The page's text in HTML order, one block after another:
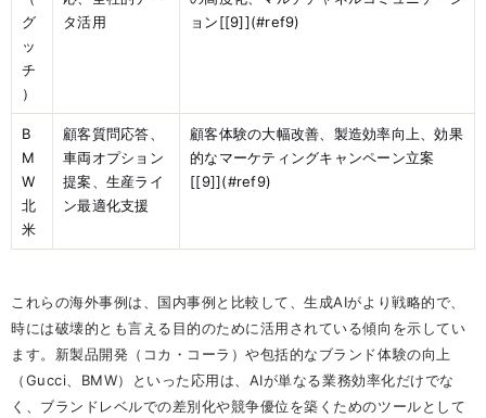
グ
ッ
チ
）
タ活用
ョン[[9]](#ref9)
B
M
W
北
米
顧客質問応答、
車両オプション
提案、生産ライ
ン最適化支援
顧客体験の大幅改善、製造効率向上、効果
的なマーケティングキャンペーン立案
[[9]](#ref9)
これらの海外事例は、国内事例と比較して、生成AIがより戦略的で、
時には破壊的とも言える目的のために活用されている傾向を示してい
ます。新製品開発（コカ・コーラ）や包括的なブランド体験の向上
（Gucci、BMW）といった応用は、AIが単なる業務効率化だけでな
く、ブランドレベルでの差別化や競争優位を築くためのツールとして